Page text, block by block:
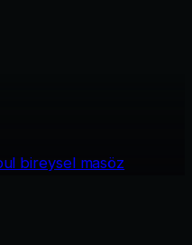
bireysel masöz